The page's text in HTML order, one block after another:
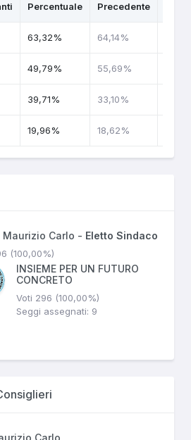
Percentuale Precedente
63,32% 64,14%
49,79% 55,69%
39,71% 33,10%
19,96% 18,62%
Maurizio Carlo - Eletto Sindaco
(100,00%)
INSIEME PER UN FUTURO
CONCRETO
Voti 296 (100,00%)
Seggi assegnati: 9